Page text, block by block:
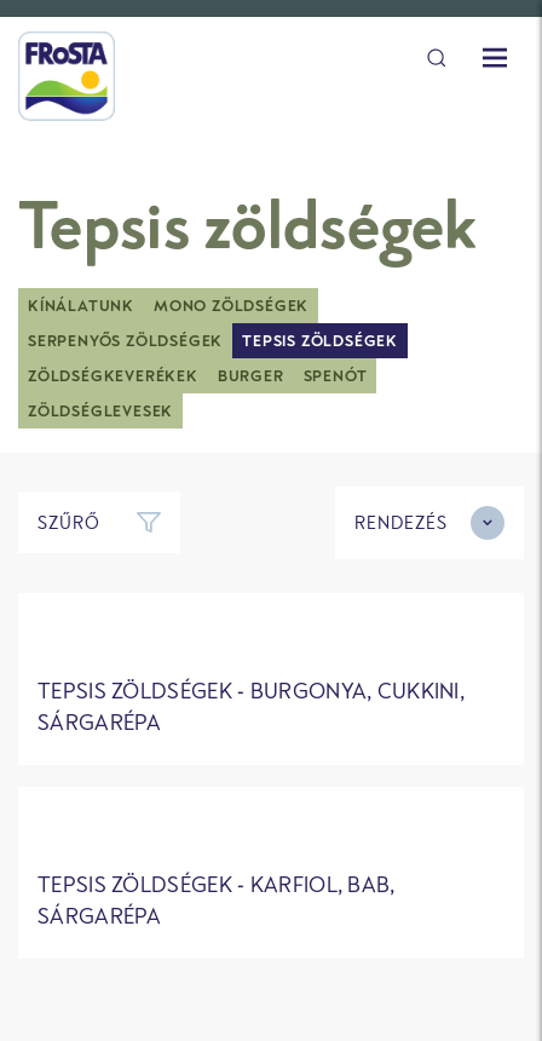
Tepsis zöldségek
KÍNÁLATUNK
MONO ZÖLDSÉGEK
SERPENYŐS ZÖLDSÉGEK
TEPSIS ZÖLDSÉGEK
ZÖLDSÉGKEVERÉKEK
BURGER
SPENÓT
ZÖLDSÉGLEVESEK
SZŰRŐ RENDEZÉS
TEPSIS ZÖLDSÉGEK - BURGONYA, CUKKINI,
SÁRGARÉPA
TEPSIS ZÖLDSÉGEK - KARFIOL, BAB,
SÁRGARÉPA